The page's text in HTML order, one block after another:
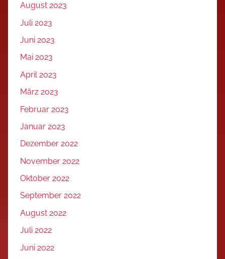
August 2023
Juli 2023
Juni 2023
Mai 2023
April 2023
März 2023
Februar 2023
Januar 2023
Dezember 2022
November 2022
Oktober 2022
September 2022
August 2022
Juli 2022
Juni 2022